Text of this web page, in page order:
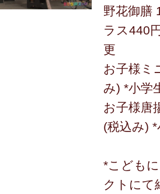
野花御膳
ラス440
更
お子様ミ
み) *小学
お子様唐
(税込み)
*こども
クトにて